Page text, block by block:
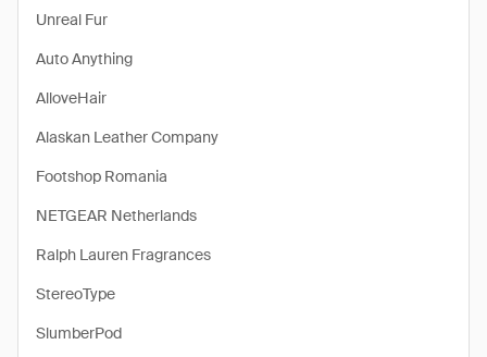
Unreal Fur
Auto Anything
AlloveHair
Alaskan Leather Company
Footshop Romania
NETGEAR Netherlands
Ralph Lauren Fragrances
StereoType
SlumberPod